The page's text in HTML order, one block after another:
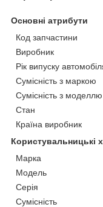
Основні атрибути
Код запчастини
Виробник
Рік випуску
Сумісність з маркою
Сумісність з моделлю
Стан
Країна виробник
Користувальницькі
Марка
Мoдель
Серія
Сумісність